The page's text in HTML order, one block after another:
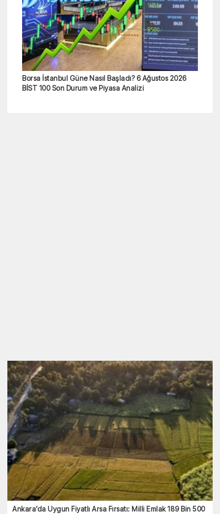
Borsa İstanbul Güne Nasıl Başladı? 6 Ağustos 2026
BİST 100 Son Durum ve Piyasa Analizi
Ankara’da Uygun Fiyatlı Arsa Fırsatı: Milli Emlak 189 Bin 500